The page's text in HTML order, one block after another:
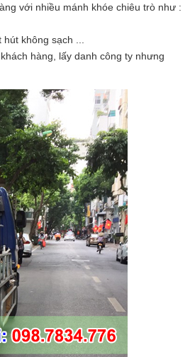
với nhiều mánh khóe chiêu trò như :
không sạch ...
hàng, lấy danh công ty nhưng